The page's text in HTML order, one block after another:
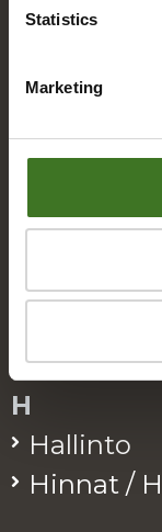
Statistics
Marketing
Bio­jä­te
E
H
Hal­lin­to
Hin­nat /